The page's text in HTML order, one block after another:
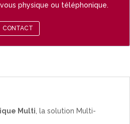
physique ou téléphonique.
CONTACT
Multi , la solution Multi-